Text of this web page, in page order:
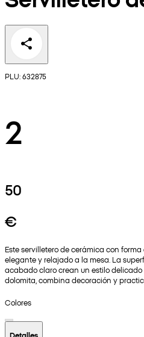
PLU: 632875
2
50
€
Este servilletero de cerámica con
elegante y relajado a la mesa. La
acabado claro crean un estilo
dolomita, combina decoración y
Colores
Detalles